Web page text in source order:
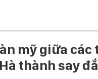
mỹ giữa
thành say